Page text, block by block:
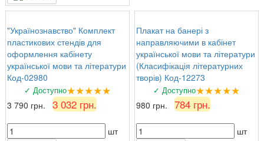
"Українознавство" Комплект
пластикових стендів для
оформлення кабінету
української мови та літератури
Код-02980
✓ Доступно★★★★★
3 790 грн. 3 032 грн.
шт
Плакат на банері з
направляючими в кабінет
української мови та літератури
(Класифікація літературних
творів) Код-12273
✓ Доступно★★★★★
980 грн. 784 грн.
шт